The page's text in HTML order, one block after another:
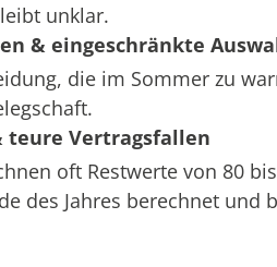
unklar.
& eingeschränkte
die im Sommer zu
teure Vertragsfallen
oft Restwerte von 80
des Jahres berechnet